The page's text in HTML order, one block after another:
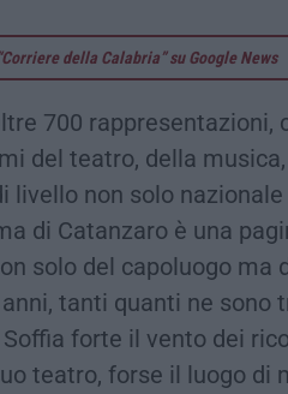
della Calabria” su Google News
700 rappresentazioni,
del teatro, della musica,
livello non solo
di Catanzaro è una
solo del capoluogo ma
tanti quanti ne sono
forte il vento dei
teatro, forse il luogo di